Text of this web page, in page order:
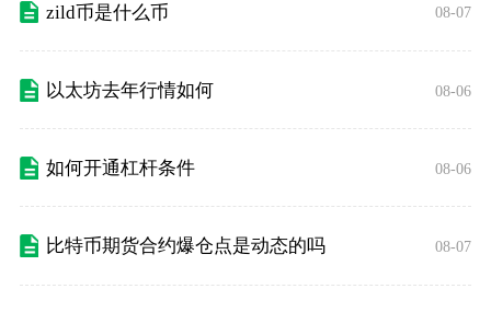
zild币是什么币 08-07
以太坊去年行情如何 08-06
如何开通杠杆条件 08-06
比特币期货合约爆仓点是动态的吗 08-07